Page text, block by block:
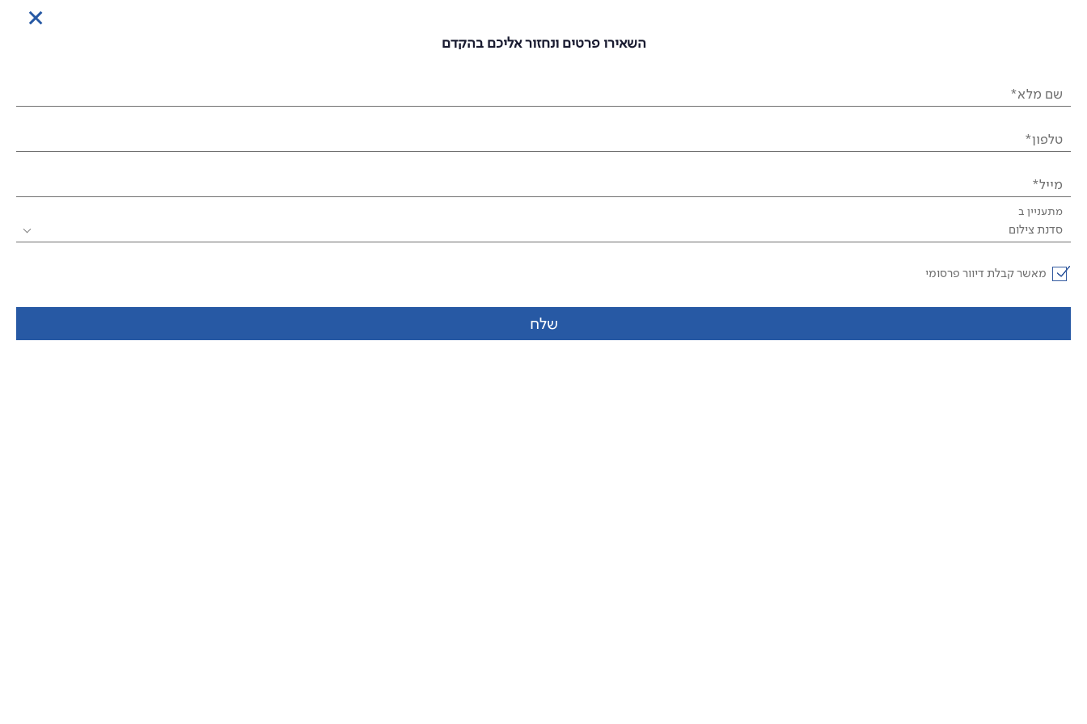
השאירו פרטים ונחזור אליכם בהקדם
שם מלא*
טלפון*
מייל*
מתעניין ב
סדנת צילום
מאשר קבלת דיוור פרסומי
שלח